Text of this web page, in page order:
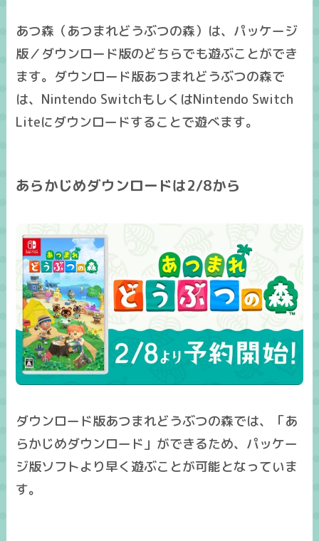
あつ森（あつまれどうぶつの森）は、パッケージ
版／ダウンロード版のどちらでも遊ぶことができ
ます。ダウンロード版あつまれどうぶつの森で
は、Nintendo SwitchもしくはNintendo Switch
Liteにダウンロードすることで遊べます。
あらかじめダウンロードは2/8から
ダウンロード版あつまれどうぶつの森では、「あ
らかじめダウンロード」ができるため、パッケー
ジ版ソフトより早く遊ぶことが可能となっていま
す。